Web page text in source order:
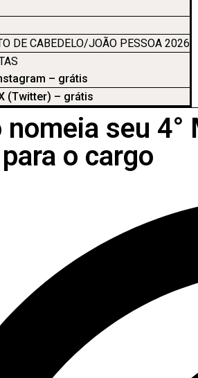
DE CABEDELO/JOÃO PESSOA 2026
– grátis
(Twitter) – grátis
nomeia seu
o cargo